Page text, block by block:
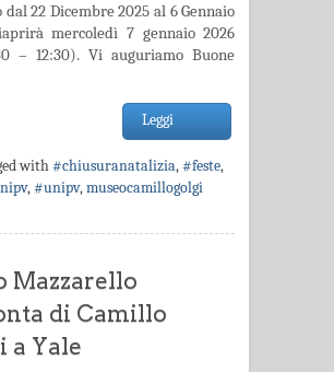
22 Dicembre 2025 al 6 Gennaio
mercoledì 7 gennaio 2026
– 12:30). Vi auguriamo Buone
Leggi
with#chiusuranatalizia,#feste,
,#unipv,museocamillogolgi
Mazzarello
di Camillo
a Yale